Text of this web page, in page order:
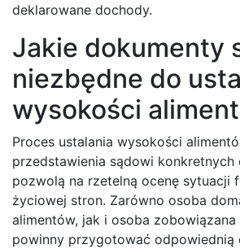
deklarowane dochody.
Jakie dokumenty
niezbędne do
wysokości
Proces ustalania wysokości
przedstawienia sądowi
pozwolą na rzetelną ocenę sytuacji
życiowej stron. Zarówno osoba
alimentów, jak i osoba zobowiązana
powinny przygotować odpowiednią